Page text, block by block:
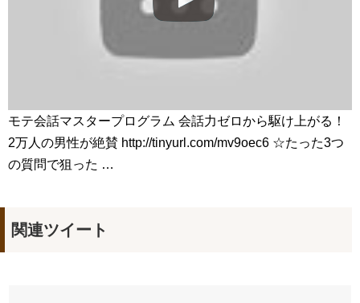
「退屈だ・暇だ」を韓国語では？「심심하다（シムシマダ）」
■韓国ドラマ『キング～Two Hearts』予告動画（日本語字幕）
yoon kyun sang
ユン・ギュンサン主演「潜入弁護人」第1回特別公開！
ハン・ヘジン 한혜진 – (선공개) 강남 3대 얼짱 출신 &#39;한혜진
언니&#39; (ft. 도여니의 학창시절) | 편 먹고 갈래요? 밥블레스유 2
한가인 –
九尾狐外伝 第２話 キム・ジウ チョ・ヒョンジェ
モテ会話マスタープログラム 会話力ゼロから駆け上がる！
2万人の男性が絶賛 http://tinyurl.com/mv9oec6 ☆たった3つ
の質問で狙った …
関連ツイート